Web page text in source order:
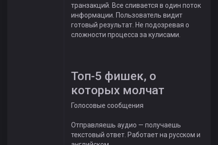
транзакций. Все сливается в один поток
информации. Пользователь видит
готовый результат. Не подозревая о
сложности процесса за кулисами.
Топ-5 фишек, о
которых молчат
Голосовые сообщения
Отправляешь аудио — получаешь
текстовый ответ. Работает на русском и